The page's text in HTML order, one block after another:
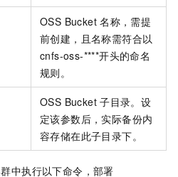
OSS Bucket 名称，需提
前创建，且名称需符合以
cnfs-oss-****开头的命名
规则。
OSS Bucket 子目录。设
定该参数后，实际备份内
容存储在此子目录下。
中执行以下命令，部署